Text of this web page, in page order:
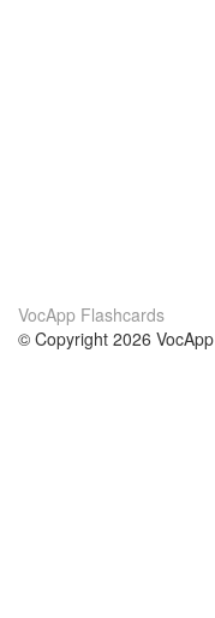
VocApp Flashcards
© Copyright 2026 VocApp